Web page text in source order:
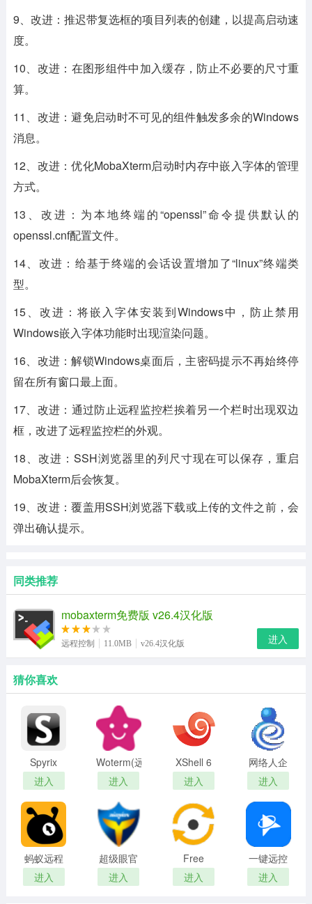
9、改进：推迟带复选框的项目列表的创建，以提高启动速
度。
10、改进：在图形组件中加入缓存，防止不必要的尺寸重
算。
11、改进：避免启动时不可见的组件触发多余的Windows
消息。
12、改进：优化MobaXterm启动时内存中嵌入字体的管理
方式。
13、改进：为本地终端的“openssl”命令提供默认的
openssl.cnf配置文件。
14、改进：给基于终端的会话设置增加了“linux”终端类
型。
15、改进：将嵌入字体安装到Windows中，防止禁用
Windows嵌入字体功能时出现渲染问题。
16、改进：解锁Windows桌面后，主密码提示不再始终停
留在所有窗口最上面。
17、改进：通过防止远程监控栏挨着另一个栏时出现双边
框，改进了远程监控栏的外观。
18、改进：SSH浏览器里的列尺寸现在可以保存，重启
MobaXterm后会恢复。
19、改进：覆盖用SSH浏览器下载或上传的文件之前，会
弹出确认提示。
同类推荐
mobaxterm免费版 v26.4汉化版
远程控制 11.0MB v26.4汉化版 进入
猜你喜欢
Spyrix
Personal
Monitor(电
脑使用记
录监控软
件)
进入
Woterm(远
程管理工
具)
进入
XShell 6
进入
网络人企
业版
进入
蚂蚁远程
客户端
进入
超级眼官
方最新版
进入
Free
Control单
文件版
进入
一键远控
官网版
进入